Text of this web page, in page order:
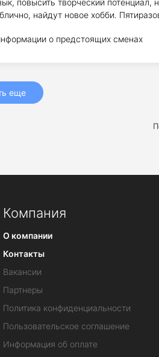
повысить творческий потенциал,
найдут новое хобби.
о предстоящих сменах
еще
Компания
О компании
Контакты
Вакансии
Партнеры
Политика конфиденциальности
Пользовательское соглашение
Информация об оплате